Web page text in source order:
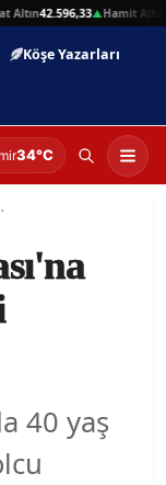
Altın42.596,33▲Hamit Altın
Köşe Yazarları
34°C
Futbolcular
40 yaş